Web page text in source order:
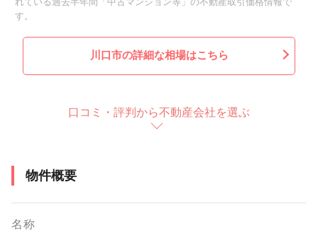
す。
川口市の詳細な相場はこちら
口コミ・評判から不動産会社を選ぶ
物件概要
名称